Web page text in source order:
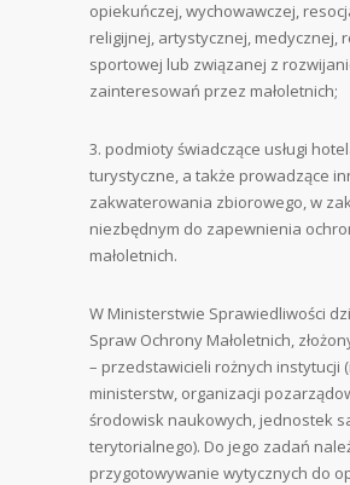
opiekuńczej, wychowawczej,
religijnej, artystycznej, medycznej,
sportowej lub związanej z
zainteresowań przez małoletnich;
3. podmioty świadczące usługi
turystyczne, a także prowadzące
zakwaterowania zbiorowego, w
niezbędnym do zapewnienia
małoletnich.
W Ministerstwie Sprawiedliwości
Spraw Ochrony Małoletnich,
– przedstawicieli rożnych instytucji
ministerstw, organizacji
środowisk naukowych, jednostek
terytorialnego). Do jego zadań
przygotowywanie wytycznych do